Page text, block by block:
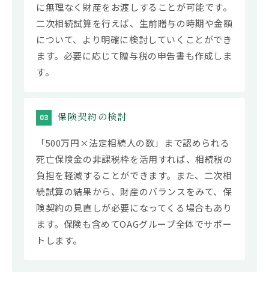
に無理なく財産をお渡しすることが可能です。
二次相続試算を行えば、生前贈与の時期や金額
について、より明確に検討していくことができ
ます。必要に応じて贈与税の申告書も作成しま
す。
03 保険契約の検討
「500万円×法定相続人の数」まで認められる
死亡保険金の非課税枠を活用すれば、相続税の
負担を軽減することができます。また、二次相
続試算の結果から、財産のバランスをみて、保
険契約の見直しが必要になってくる場合もあり
ます。保険も含めてOAGグループ全体でサポー
トします。